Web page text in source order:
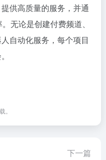
供高质量的服务，并通
无论是创建付费频道、
自动化服务，每个项目
。
下一篇